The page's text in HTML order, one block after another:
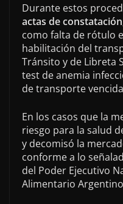
Durante estos
actas de
como falta de rótulo
habilitación del
Tránsito y de Libreta
test de anemia
de transporte
En los casos que la
riesgo para la salud
y decomisó la
conforme a lo
del Poder Ejecutivo
Alimentario